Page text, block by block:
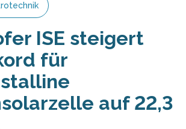
ISE steigert
für
auf 22,3